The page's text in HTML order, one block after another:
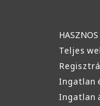
Teljes
Ingatlan
Ingatlan